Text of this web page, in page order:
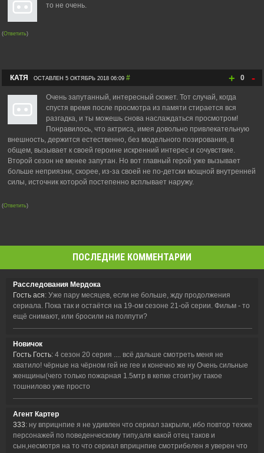
то не очень.
(Ответить)
+ 0 -
КАТЯ ОСТАВЛЕН 5 ОКТЯБРЬ 2018 06:09 #
Очень запутанный, интересный сюжет. Тот случай, когда
спустя время после просмотра из памяти стирается вся
разгадка, и ты можешь снова наслаждаться просмотром!
Понравилось, что актриса, имея довольно привлекательную
внешность, держится естественно, без модельного позирования, в
общем, вызывает к своей героине искренний интерес и сочувствие.
Второй сезон не менее запутан. Но вот главный герой уже вызывает
больше неприязни, скорее, из-за своей не по-детски мощной внутренней
силы, источник которой постепенно всплывает наружу.
(Ответить)
ПОСЛЕДНИЕ КОММЕНТАРИИ
Расследования Мердока
Гость ася: Уже пару месяцев, если не больше, жду продолжения
сериала. Пока так и остаётся на 19-ом сезоне 21-ой серии. Фильм - то
ещё снимают, или бросили на полпути?
Новичок
Гость Гость: 4 сезон 20 серия .... всё дальше смотреть меня не
хватило! чёрные на чёрном гей не гее и конечно же ну Очень сильные
женщины(чего только пожарная 1.5мтр в кепке стоит)ну такое
тошнилово уже просто
Агент Картер
333: ну вприцнпие я не удивлен что сериал закрыли, ибо повтор техже
персонажей по поведенческому типу,аля какой отец таков и
сын,несмотря на то что сериал вприцнпие смотрибелен я уверен что